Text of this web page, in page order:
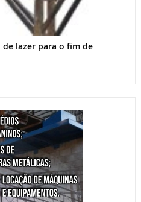
de lazer para o fim de